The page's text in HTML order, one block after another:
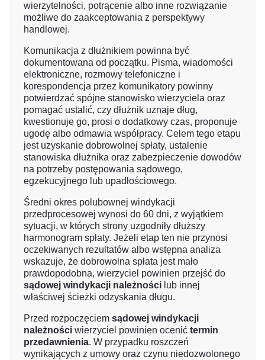
wierzytelności, potrącenie albo inne rozwiązanie
możliwe do zaakceptowania z perspektywy
handlowej.
Komunikacja z dłużnikiem powinna być
dokumentowana od początku. Pisma, wiadomości
elektroniczne, rozmowy telefoniczne i
korespondencja przez komunikatory powinny
potwierdzać spójne stanowisko wierzyciela oraz
pomagać ustalić, czy dłużnik uznaje dług,
kwestionuje go, prosi o dodatkowy czas, proponuje
ugodę albo odmawia współpracy. Celem tego etapu
jest uzyskanie dobrowolnej spłaty, ustalenie
stanowiska dłużnika oraz zabezpieczenie dowodów
na potrzeby postępowania sądowego,
egzekucyjnego lub upadłościowego.
Średni okres polubownej windykacji
przedprocesowej wynosi do 60 dni, z wyjątkiem
sytuacji, w których strony uzgodniły dłuższy
harmonogram spłaty. Jeżeli etap ten nie przynosi
oczekiwanych rezultatów albo wstępna analiza
wskazuje, że dobrowolna spłata jest mało
prawdopodobna, wierzyciel powinien przejść do
sądowej windykacji należności lub innej
właściwej ścieżki odzyskania długu.
Przed rozpoczęciem sądowej windykacji
należności wierzyciel powinien ocenić termin
przedawnienia. W przypadku roszczeń
wynikających z umowy oraz czynu niedozwolonego